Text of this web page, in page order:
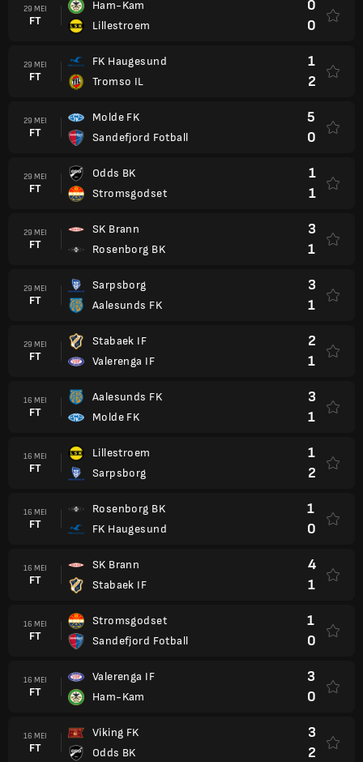
29 MEI
FT
Ham-Kam
Lillestroem
0
0
29 MEI
FT
FK Haugesund
Tromso IL
1
2
29 MEI
FT
Molde FK
Sandefjord Fotball
5
0
29 MEI
FT
Odds BK
Stromsgodset
1
1
29 MEI
FT
SK Brann
Rosenborg BK
3
1
29 MEI
FT
Sarpsborg
Aalesunds FK
3
1
29 MEI
FT
Stabaek IF
Valerenga IF
2
1
16 MEI
FT
Aalesunds FK
Molde FK
3
1
16 MEI
FT
Lillestroem
Sarpsborg
1
2
16 MEI
FT
Rosenborg BK
FK Haugesund
1
0
16 MEI
FT
SK Brann
Stabaek IF
4
1
16 MEI
FT
Stromsgodset
Sandefjord Fotball
1
0
16 MEI
FT
Valerenga IF
Ham-Kam
3
0
16 MEI
FT
Viking FK
Odds BK
3
2